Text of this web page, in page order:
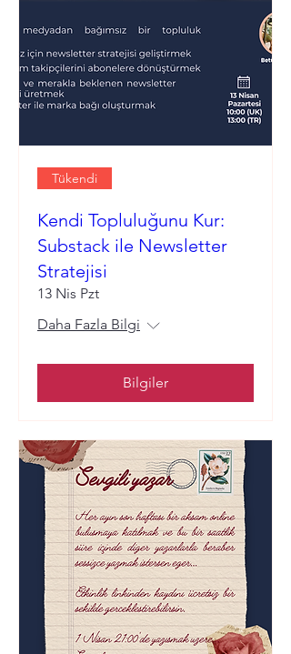
Tükendi
Kendi Topluluğunu Kur:
Substack ile Newsletter
Stratejisi
13 Nis Pzt
Daha Fazla Bilgi
Bilgiler